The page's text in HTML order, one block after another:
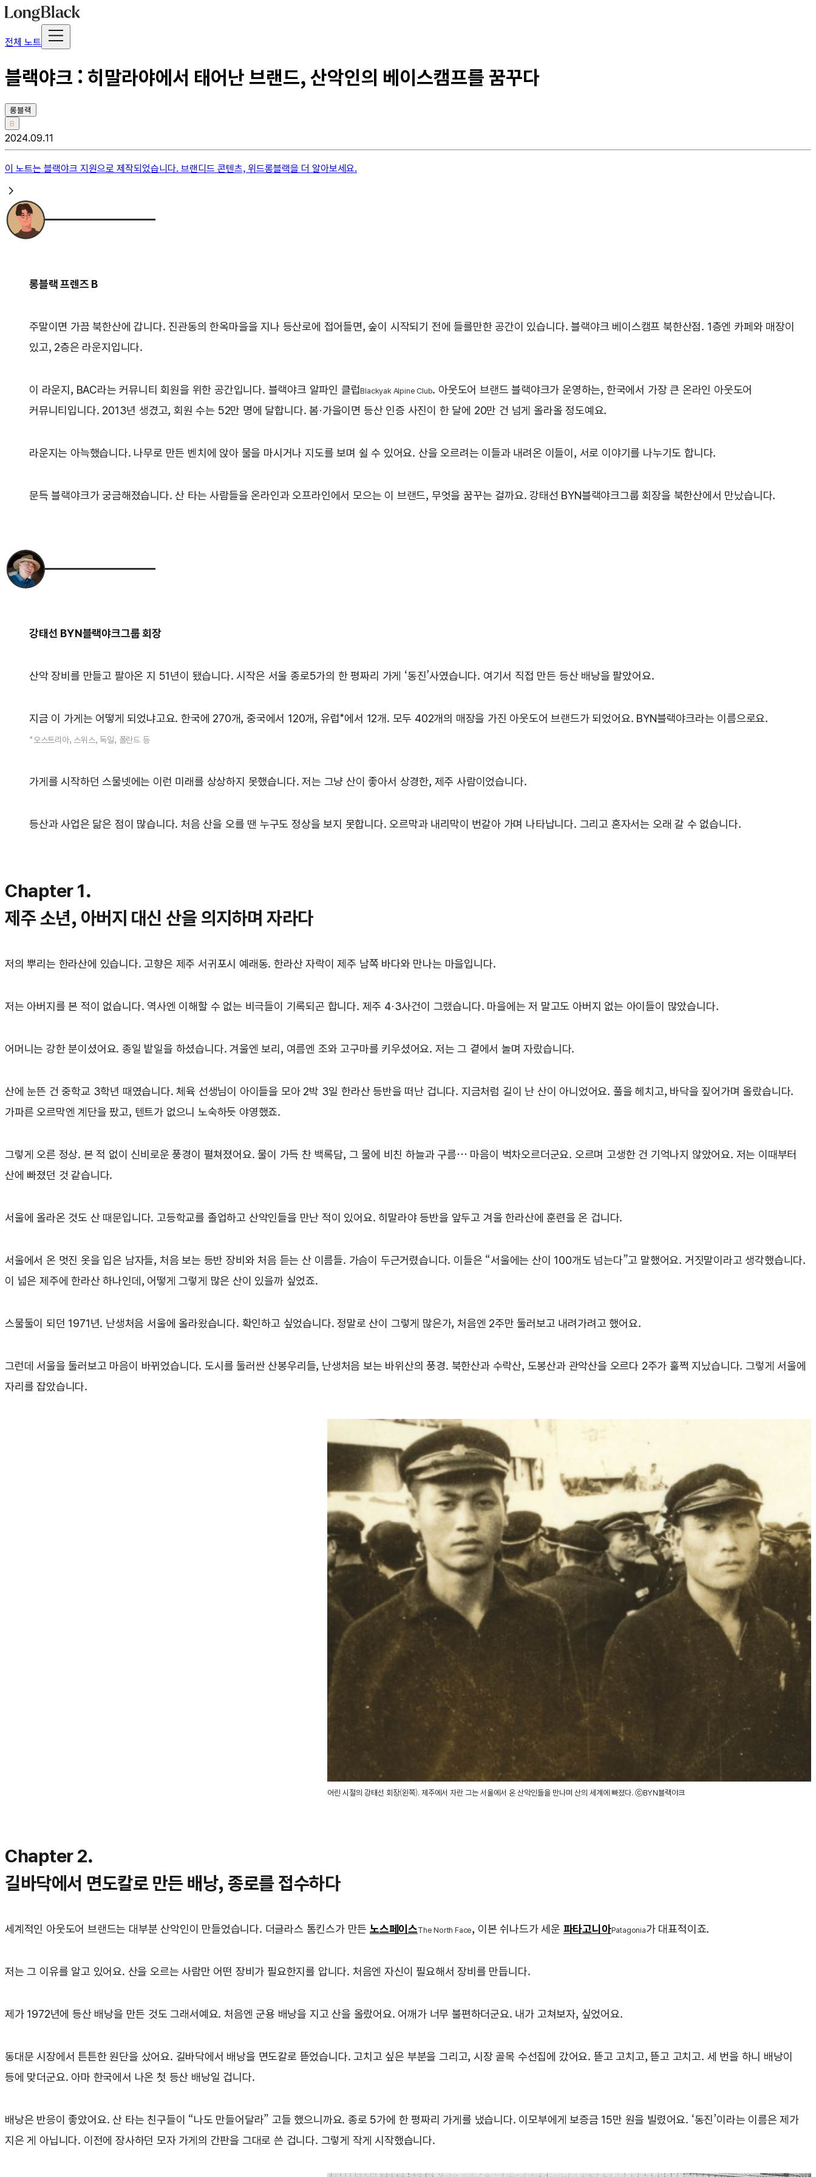
전체 노트
블랙야크 : 히말라야에서 태어난 브랜드, 산악인의 베이스캠프를 꿈꾸다
롱블랙
B
2024.09.11
이 노트는 블랙야크 지원으로 제작되었습니다. 브랜디드 콘텐츠, 위드롱블랙을 더 알아보세요.
롱블랙 프렌즈 B
주말이면 가끔 북한산에 갑니다. 진관동의 한옥마을을 지나 등산로에 접어들면, 숲이 시작되기 전에 들를만한 공간이 있습니다. 블랙야크 베이스캠프 북한산점. 1층엔 카페와 매장이
있고, 2층은 라운지입니다.
이 라운지, BAC라는 커뮤니티 회원을 위한 공간입니다. 블랙야크 알파인 클럽Blackyak Alpine Club. 아웃도어 브랜드 블랙야크가 운영하는, 한국에서 가장 큰 온라인 아웃도어
커뮤니티입니다. 2013년 생겼고, 회원 수는 52만 명에 달합니다. 봄·가을이면 등산 인증 사진이 한 달에 20만 건 넘게 올라올 정도예요.
라운지는 아늑했습니다. 나무로 만든 벤치에 앉아 물을 마시거나 지도를 보며 쉴 수 있어요. 산을 오르려는 이들과 내려온 이들이, 서로 이야기를 나누기도 합니다.
문득 블랙야크가 궁금해졌습니다. 산 타는 사람들을 온라인과 오프라인에서 모으는 이 브랜드, 무엇을 꿈꾸는 걸까요. 강태선 BYN블랙야크그룹 회장을 북한산에서 만났습니다.
강태선 BYN블랙야크그룹 회장
산악 장비를 만들고 팔아온 지 51년이 됐습니다. 시작은 서울 종로5가의 한 평짜리 가게 ‘동진’사였습니다. 여기서 직접 만든 등산 배낭을 팔았어요.
지금 이 가게는 어떻게 되었냐고요. 한국에 270개, 중국에서 120개, 유럽*에서 12개. 모두 402개의 매장을 가진 아웃도어 브랜드가 되었어요. BYN블랙야크라는 이름으로요.
*오스트리아, 스위스, 독일, 폴란드 등
가게를 시작하던 스물넷에는 이런 미래를 상상하지 못했습니다. 저는 그냥 산이 좋아서 상경한, 제주 사람이었습니다.
등산과 사업은 닮은 점이 많습니다. 처음 산을 오를 땐 누구도 정상을 보지 못합니다. 오르막과 내리막이 번갈아 가며 나타납니다. 그리고 혼자서는 오래 갈 수 없습니다.
Chapter 1.
제주 소년, 아버지 대신 산을 의지하며 자라다
저의 뿌리는 한라산에 있습니다. 고향은 제주 서귀포시 예래동. 한라산 자락이 제주 남쪽 바다와 만나는 마을입니다.
저는 아버지를 본 적이 없습니다. 역사엔 이해할 수 없는 비극들이 기록되곤 합니다. 제주 4·3사건이 그랬습니다. 마을에는 저 말고도 아버지 없는 아이들이 많았습니다.
어머니는 강한 분이셨어요. 종일 밭일을 하셨습니다. 겨울엔 보리, 여름엔 조와 고구마를 키우셨어요. 저는 그 곁에서 놀며 자랐습니다.
산에 눈뜬 건 중학교 3학년 때였습니다. 체육 선생님이 아이들을 모아 2박 3일 한라산 등반을 떠난 겁니다. 지금처럼 길이 난 산이 아니었어요. 풀을 헤치고, 바닥을 짚어가며 올랐습니다.
가파른 오르막엔 계단을 팠고, 텐트가 없으니 노숙하듯 야영했죠.
그렇게 오른 정상. 본 적 없이 신비로운 풍경이 펼쳐졌어요. 물이 가득 찬 백록담, 그 물에 비친 하늘과 구름… 마음이 벅차오르더군요. 오르며 고생한 건 기억나지 않았어요. 저는 이때부터
산에 빠졌던 것 같습니다.
서울에 올라온 것도 산 때문입니다. 고등학교를 졸업하고 산악인들을 만난 적이 있어요. 히말라야 등반을 앞두고 겨울 한라산에 훈련을 온 겁니다.
서울에서 온 멋진 옷을 입은 남자들, 처음 보는 등반 장비와 처음 듣는 산 이름들. 가슴이 두근거렸습니다. 이들은 “서울에는 산이 100개도 넘는다”고 말했어요. 거짓말이라고 생각했습니다.
이 넓은 제주에 한라산 하나인데, 어떻게 그렇게 많은 산이 있을까 싶었죠.
스물둘이 되던 1971년. 난생처음 서울에 올라왔습니다. 확인하고 싶었습니다. 정말로 산이 그렇게 많은가, 처음엔 2주만 둘러보고 내려가려고 했어요.
그런데 서울을 둘러보고 마음이 바뀌었습니다. 도시를 둘러싼 산봉우리들, 난생처음 보는 바위산의 풍경. 북한산과 수락산, 도봉산과 관악산을 오르다 2주가 훌쩍 지났습니다. 그렇게 서울에
자리를 잡았습니다.
어린 시절의 강태선 회장(왼쪽). 제주에서 자란 그는 서울에서 온 산악인들을 만나며 산의 세계에 빠졌다. ⓒBYN블랙야크
Chapter 2.
길바닥에서 면도칼로 만든 배낭, 종로를 접수하다
세계적인 아웃도어 브랜드는 대부분 산악인이 만들었습니다. 더글라스 톰킨스가 만든 노스페이스The North Face, 이본 쉬나드가 세운 파타고니아Patagonia가 대표적이죠.
저는 그 이유를 알고 있어요. 산을 오르는 사람만 어떤 장비가 필요한지를 압니다. 처음엔 자신이 필요해서 장비를 만듭니다.
제가 1972년에 등산 배낭을 만든 것도 그래서예요. 처음엔 군용 배낭을 지고 산을 올랐어요. 어깨가 너무 불편하더군요. 내가 고쳐보자, 싶었어요.
동대문 시장에서 튼튼한 원단을 샀어요. 길바닥에서 배낭을 면도칼로 뜯었습니다. 고치고 싶은 부분을 그리고, 시장 골목 수선집에 갔어요. 뜯고 고치고, 뜯고 고치고. 세 번을 하니 배낭이
등에 맞더군요. 아마 한국에서 나온 첫 등산 배낭일 겁니다.
배낭은 반응이 좋았어요. 산 타는 친구들이 “나도 만들어달라” 고들 했으니까요. 종로 5가에 한 평짜리 가게를 냈습니다. 이모부에게 보증금 15만 원을 빌렸어요. ‘동진’이라는 이름은 제가
지은 게 아닙니다. 이전에 장사하던 모자 가게의 간판을 그대로 쓴 겁니다. 그렇게 작게 시작했습니다.